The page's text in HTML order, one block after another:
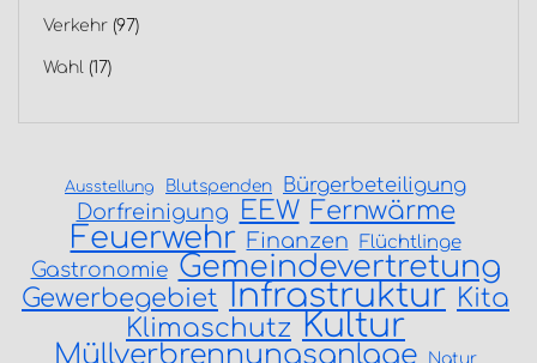
Verkehr (97)
Wahl (17)
Ausstellung Blutspenden Bürgerbeteiligung
Dorfreinigung EEW Fernwärme
Feuerwehr Finanzen Flüchtlinge
Gastronomie Gemeindevertretung
Gewerbegebiet Infrastruktur Kita
Klimaschutz Kultur
Müllverbrennungsanlage Natur